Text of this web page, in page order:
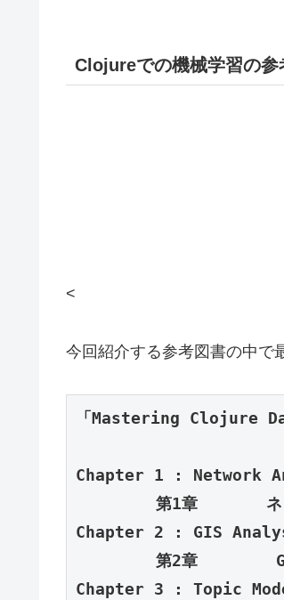
Clojureでの機械学習の参
<
今回紹介する参考図書の中で
「Mastering Clojure
Chapter 1 : Network
第1章       ネットワ
Chapter 2 : GIS
Chapter 3 : Topic